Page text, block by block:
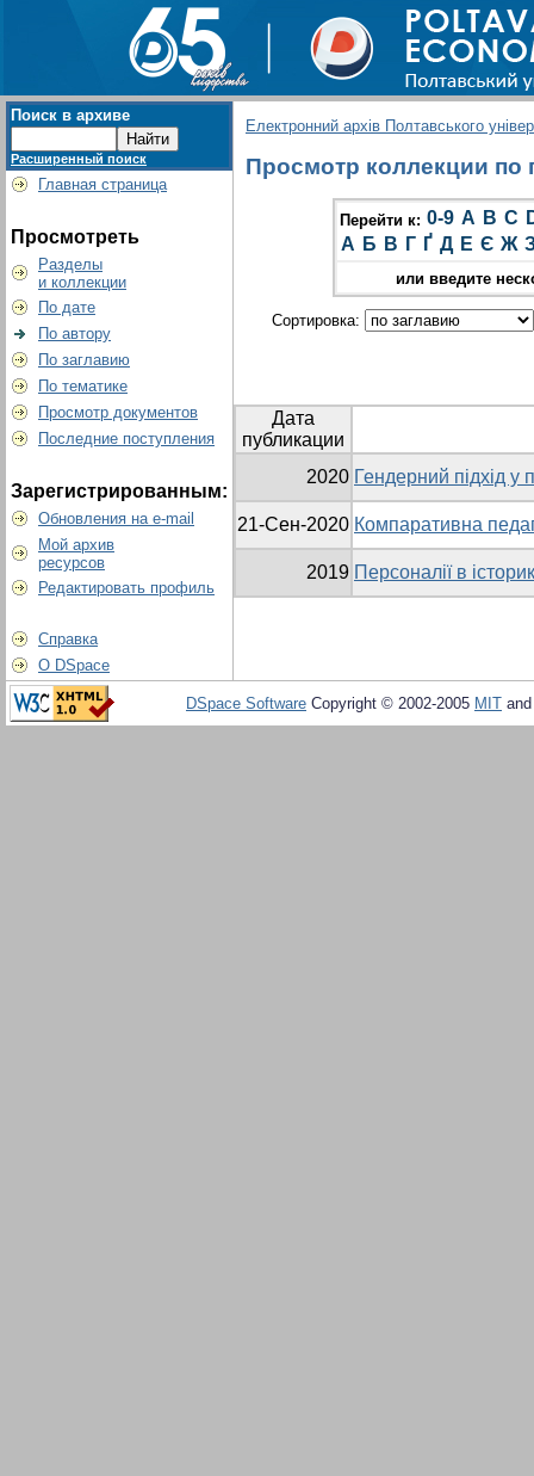
Поиск в архиве
Расширенный поиск
Главная страница
Просмотреть
Разделы
и коллекции
По дате
По автору
По заглавию
По тематике
Просмотр документов
Последние поступления
Зарегистрированным:
Обновления на e-mail
Мой архив
ресурсов
Редактировать профиль
Справка
О DSpace
Електронний архів Полтавського
Просмотр коллекции по
Перейти к: 0-9 A B C
А Б В Г Ґ Д Е Є Ж
или введите
Сортировка:
Дата
публикации
2020 Гендерний підхід у
21-Сен-2020 Компаративна
2019 Персоналії в
DSpace Software Copyright © 2002-2005 MIT